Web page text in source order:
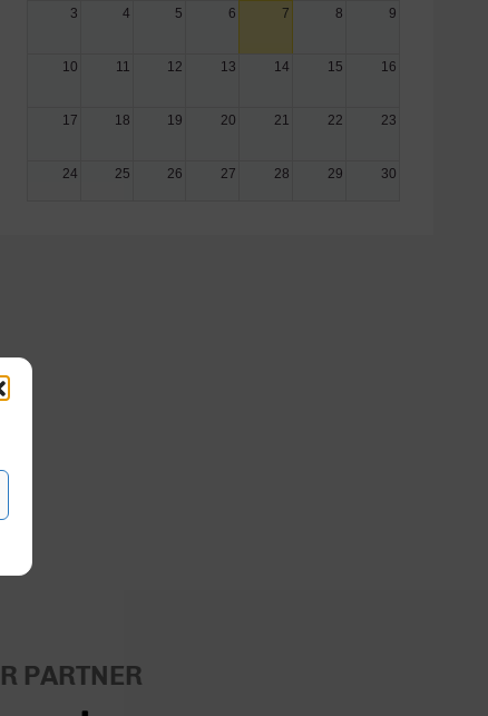
3 4 5 6 7 8 9
10 11 12 13 14 15 16
17 18 19 20 21 22 23
24 25 26 27 28 29 30
PARTNER